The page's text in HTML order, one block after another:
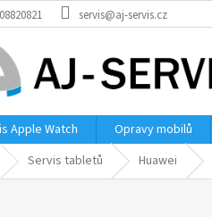
servis@aj-servis.cz
Apple Watch Opravy mobilů
Domů Servis tabletů Huawei